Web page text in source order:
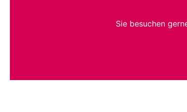
Sie besuchen